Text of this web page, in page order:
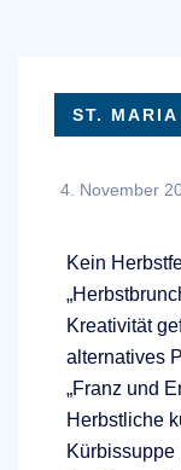
ST.
4. November
Kein
Kreativität
alternatives
„Franz und
Herbstliche
Kürbissuppe